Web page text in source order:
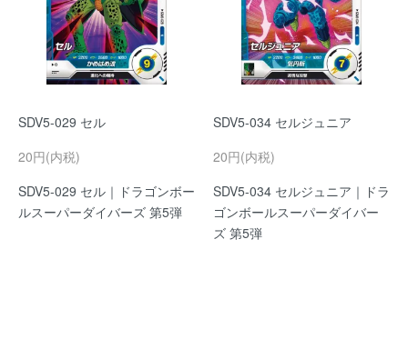
SDV5-029 セル
20円(内税)
SDV5-029 セル｜ドラゴンボー
ルスーパーダイバーズ 第5弾
SDV5-034 セルジュニア
20円(内税)
SDV5-034 セルジュニア｜ドラ
ゴンボールスーパーダイバー
ズ 第5弾